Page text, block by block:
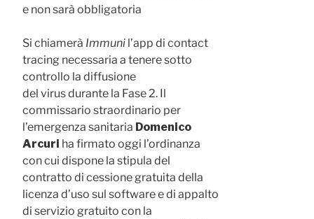
e non sarà obbligatoria
Si chiamerà Immuni l’app di contact
tracing necessaria a tenere sotto
controllo la diffusione
del virus durante la Fase 2. Il
commissario straordinario per
l’emergenza sanitaria Domenico
Arcuri ha firmato oggi l’ordinanza
con cui dispone la stipula del
contratto di cessione gratuita della
licenza d’uso sul software e di appalto
di servizio gratuito con la